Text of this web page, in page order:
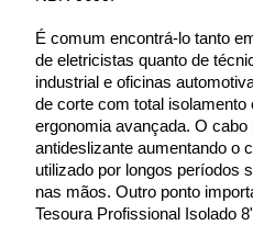
É comum encontrá-lo tanto
de eletricistas quanto de
industrial e oficinas
de corte com total isolamento
ergonomia avançada. O
antideslizante aumentando o
utilizado por longos períodos
nas mãos. Outro ponto
Tesoura Profissional Isolado